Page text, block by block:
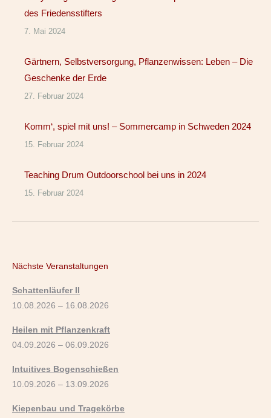
des Friedensstifters
7. Mai 2024
Gärtnern, Selbstversorgung, Pflanzenwissen: Leben – Die
Geschenke der Erde
27. Februar 2024
Komm‘, spiel mit uns! – Sommercamp in Schweden 2024
15. Februar 2024
Teaching Drum Outdoorschool bei uns in 2024
15. Februar 2024
Nächste Veranstaltungen
Schattenläufer II
10.08.2026 – 16.08.2026
Heilen mit Pflanzenkraft
04.09.2026 – 06.09.2026
Intuitives Bogenschießen
10.09.2026 – 13.09.2026
Kiepenbau und Tragekörbe